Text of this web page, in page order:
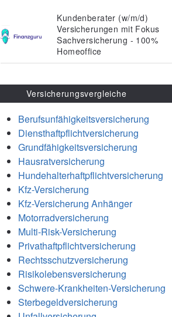
Kundenberater (w/m/d)
Versicherungen mit Fokus
Sachversicherung - 100%
Homeoffice
Versicherungsvergleiche
Berufsunfähigkeitsversicherung
Diensthaftpflichtversicherung
Grundfähigkeitsversicherung
Hausratversicherung
Hundehalterhaftpflichtversicherung
Kfz-Versicherung
Kfz-Versicherung Anhänger
Motorradversicherung
Multi-Risk-Versicherung
Privathaftpflichtversicherung
Rechtsschutzversicherung
Risikolebensversicherung
Schwere-Krankheiten-Versicherung
Sterbegeldversicherung